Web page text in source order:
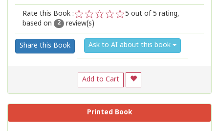
Rate this Book :
2
1
5 out of 5 rating,
based on
2 review(s)
Share this Book Ask to AI about this book
Add to Cart
Printed Book